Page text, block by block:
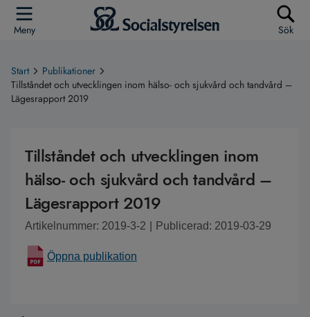
Meny Sök
Start
Publikationer
Tillståndet och utvecklingen inom hälso- och sjukvård och tandvård –
Lägesrapport 2019
Tillståndet och utvecklingen inom
hälso- och sjukvård och tandvård –
Lägesrapport 2019
Artikelnummer: 2019-3-2 Publicerad: 2019-03-29
Öppna publikation